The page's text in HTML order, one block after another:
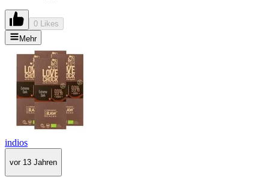
0 Likes
Mehr
indios
vor 13 Jahren